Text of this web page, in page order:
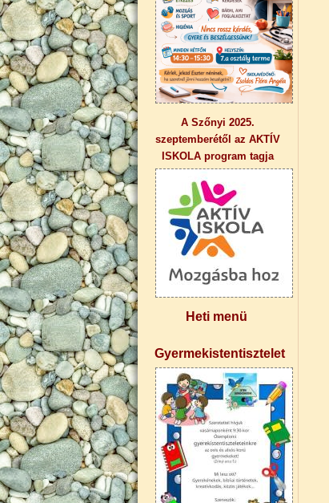
A Szőnyi 2025.
szeptemberétől az AKTÍV
ISKOLA program tagja
Heti menü
Gyermekistentisztelet